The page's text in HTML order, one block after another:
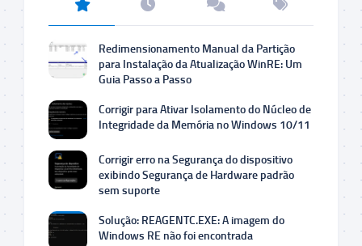
Redimensionamento Manual da Partição
para Instalação da Atualização WinRE: Um
Guia Passo a Passo
Corrigir para Ativar Isolamento do Núcleo de
Integridade da Memória no Windows 10/11
Corrigir erro na Segurança do dispositivo
exibindo Segurança de Hardware padrão
sem suporte
Solução: REAGENTC.EXE: A imagem do
Windows RE não foi encontrada